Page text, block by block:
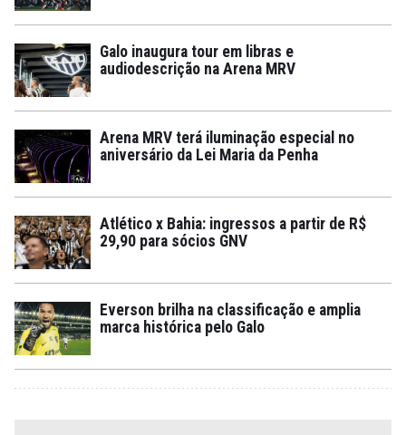
Galo inaugura tour em libras e
audiodescrição na Arena MRV
Arena MRV terá iluminação especial no
aniversário da Lei Maria da Penha
Atlético x Bahia: ingressos a partir de R$
29,90 para sócios GNV
Everson brilha na classificação e amplia
marca histórica pelo Galo